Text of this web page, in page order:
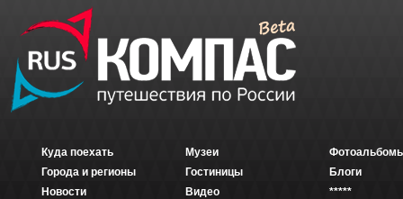
Куда поехать
Города и регионы
Новости
Музеи
Гостиницы
Видео
Блоги
*****